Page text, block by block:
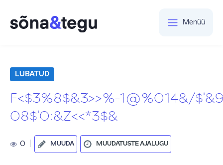
Menüü
LUBATUD
F<$3%8$&3>>%-1@%014&/
08$'0:&Z<<*3$&
0 MUUDA MUUDATUSTE AJALUGU